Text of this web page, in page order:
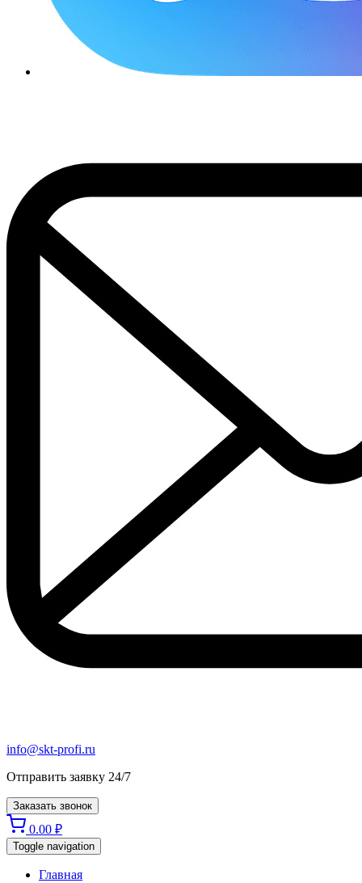
info@skt-profi.ru
Отправить заявку 24/7
Заказать звонок
0.00 ₽
Toggle navigation
Главная